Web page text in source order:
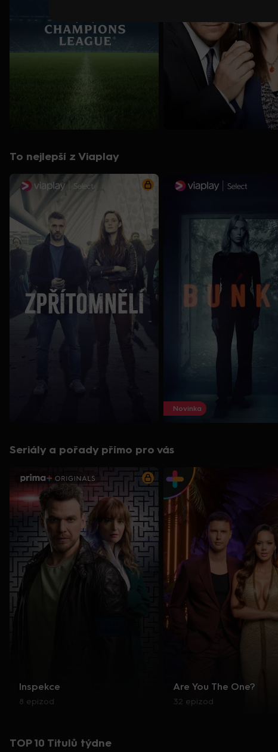
To nejlepší z Viaplay
Novinka
Seriály a pořady přímo pro vás
Inspekce
8 epizod
Are You The One?
32 epizod
TOP 10 Titulů týdne